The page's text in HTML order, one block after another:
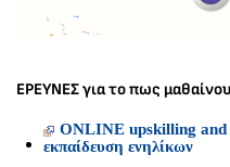
ΕΡΕΥΝΕΣ για το πως
ONLINE upskilling and
εκπαίδευση ενηλίκων